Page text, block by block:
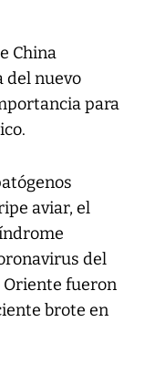
China
del nuevo
para
aviar, el
del
fueron
brote en